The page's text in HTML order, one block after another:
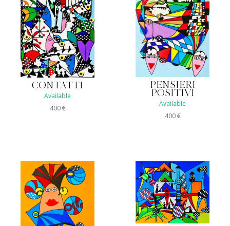
CONTATTI
Available
400€
PENSIERI
POSITIVI
Available
400€